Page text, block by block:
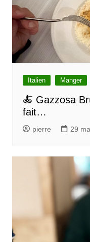
Italien Manger
🍝 Gazzosa
fait…
pierre 29